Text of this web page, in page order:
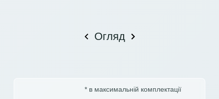
Огляд
* в максимальній комплектації